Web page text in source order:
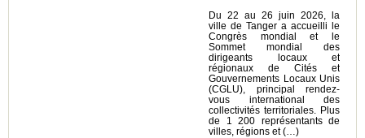
Du 22 au 26 juin 2026, la
ville de Tanger a accueilli le
Congrès mondial et le
Sommet mondial des
dirigeants locaux et
régionaux de Cités et
Gouvernements Locaux Unis
(CGLU), principal rendez-
vous international des
collectivités territoriales. Plus
de 1 200 représentants de
villes, régions et (…)